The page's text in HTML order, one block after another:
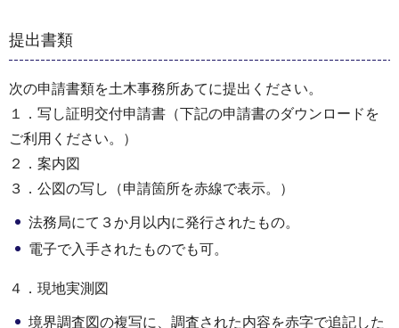
提出書類
次の申請書類を土木事務所あてに提出ください。
１．写し証明交付申請書（下記の申請書のダウンロードを
ご利用ください。）
２．案内図
３．公図の写し（申請箇所を赤線で表示。）
法務局にて３か月以内に発行されたもの。
電子で入手されたものでも可。
４．現地実測図
境界調査図の複写に、調査された内容を赤字で追記した